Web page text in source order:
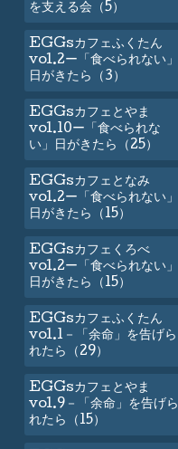
を支える会（5）
EGGsカフェふくたん
vol.2ー「食べられない」
日がきたら（3）
EGGsカフェとやま
vol.10ー「食べられな
い」日がきたら（25）
EGGsカフェとなみ
vol.2ー「食べられない」
日がきたら（15）
EGGsカフェくろべ
vol.2ー「食べられない」
日がきたら（15）
EGGsカフェふくたん
vol.1－「余命」を告げら
れたら（29）
EGGsカフェとやま
vol.9－「余命」を告げら
れたら（15）